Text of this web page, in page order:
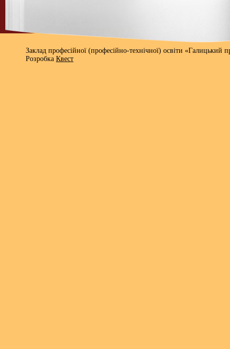
Заклад професійної (професійно-технічної) освіти
Розробка Квест